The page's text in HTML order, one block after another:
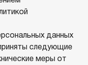
данных
следующие
меры от